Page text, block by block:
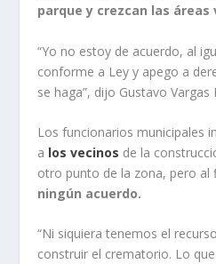
parque y crezcan las áreas
“Yo no estoy de acuerdo, al
conforme a Ley y apego a
se haga”, dijo Gustavo Vargas
Los funcionarios municipales
a los vecinos de la
otro punto de la zona, pero al
ningún acuerdo.
“Ni siquiera tenemos el
construir el crematorio. Lo